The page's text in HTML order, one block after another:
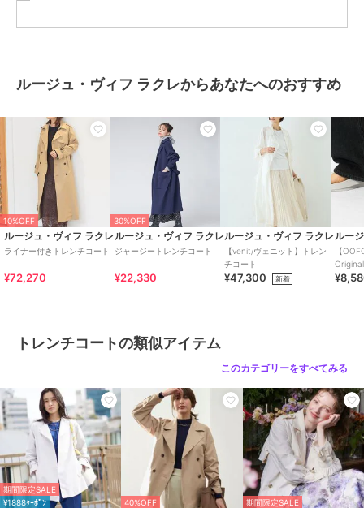
商品のお取り扱い方法
特徴
アウター・ジャケット・コート
長袖/
フィット＆フレア
ひざ丈（トップス）
トレンチコート
無地/長袖/
/ひざ丈（トップス）
原産国 ベトナム
ルージュ・ヴィフ ラクレからあなたへのおすすめ
10%OFF
ルージュ・ヴィフ ラクレ
ライナー付きトレンチコート
¥72,270
30%OFF
ルージュ・ヴィフ ラクレ
ジャージートレンチコート
¥22,330
ルージュ・ヴィフ ラクレ
【venit/ヴェニット】トレン
チコート
¥47,300 新着
ルー
【
【WEB
トレンチコートの類似アイテム
このカテゴリーをすべてみる
期間限定SALE
¥1888ｸｰﾎﾟﾝ
40%OFF 期間限定SALE